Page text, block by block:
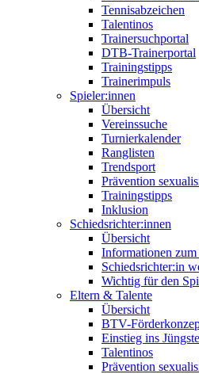
Tennisabzeichen
Talentinos
Trainersuchportal
DTB-Trainerportal
Trainingstipps
Trainerimpuls
Spieler:innen
Übersicht
Vereinssuche
Turnierkalender
Ranglisten
Trendsport
Prävention
Trainingstipps
Inklusion
Schiedsrichter:innen
Übersicht
Informationen zum
Schiedsrichter:in
Wichtig für den
Eltern & Talente
Übersicht
BTV-
Einstieg ins
Talentinos
Prävention